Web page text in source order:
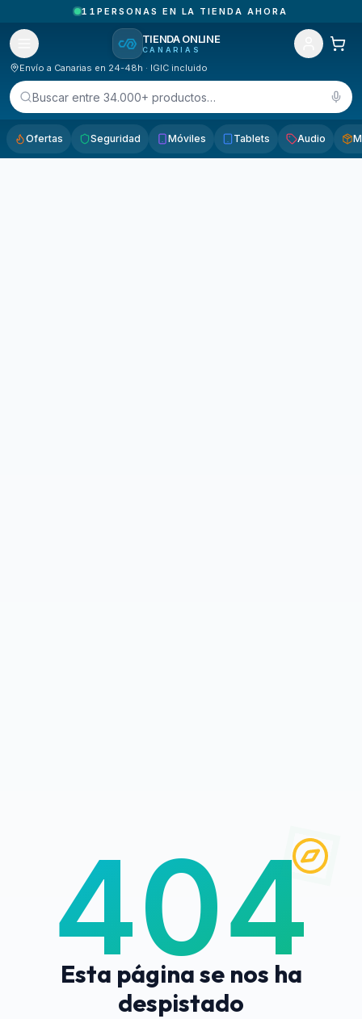
11 PERSONAS EN LA TIENDA AHORA
TIENDA ONLINE
CANARIAS
Envío a Canarias en 24-48h · IGIC incluido
Buscar entre 34.000+ productos…
Ofertas Seguridad Móviles Tablets Audio
404
Esta página se nos ha
despistado